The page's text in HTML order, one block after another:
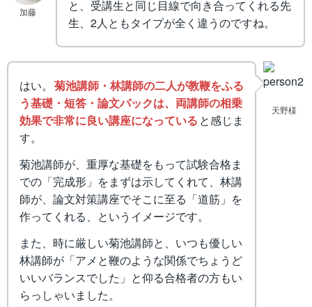
加藤
と、受講生と同じ目線で向き合ってくれる先
生、2人ともタイプが全く違うのですね。
天野様
はい。 菊池講師・林講師の二人が教鞭をふる
う基礎・短答・論文パックは、両講師の相乗
効果で非常に良い講座になっている と感じま
す。
菊池講師が、重厚な基礎をもって試験合格ま
での「完成形」をまずは示してくれて、林講
師が、論文対策講座でそこに至る「道筋」を
作ってくれる、というイメージです。
また、時に厳しい菊池講師と、いつも優しい
林講師が「アメと鞭のような関係でちょうど
いいバランスでした」と仰る合格者の方もい
らっしゃいました。